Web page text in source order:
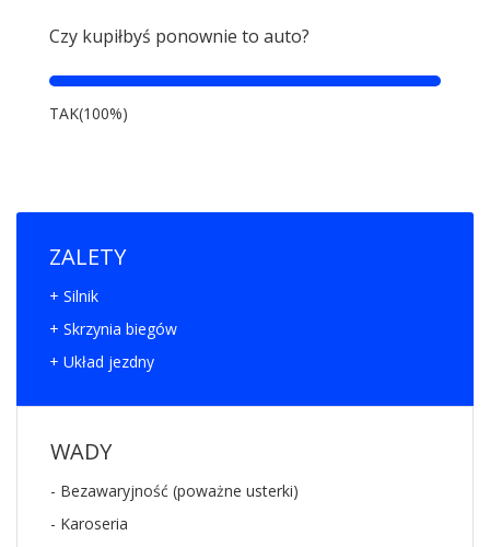
Czy kupiłbyś ponownie to auto?
TAK(100%)
ZALETY
+ Silnik
+ Skrzynia biegów
+ Układ jezdny
WADY
- Bezawaryjność (poważne usterki)
- Karoseria